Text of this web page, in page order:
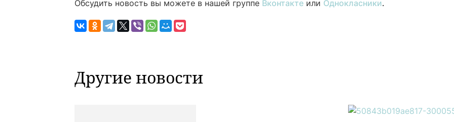
Обсудить новость вы можете в нашей группе Вконтакте или Однокласники.
Другие новости